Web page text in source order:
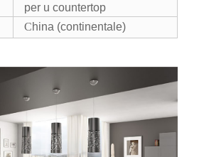
per u countertop
China (continentale)